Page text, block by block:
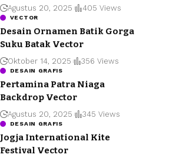
Agustus 20, 2025 405 Views
VECTOR
Desain Ornamen Batik Gorga
Suku Batak Vector
Oktober 14, 2025 356 Views
DESAIN GRAFIS
Pertamina Patra Niaga
Backdrop Vector
Agustus 20, 2025 345 Views
DESAIN GRAFIS
Jogja International Kite
Festival Vector